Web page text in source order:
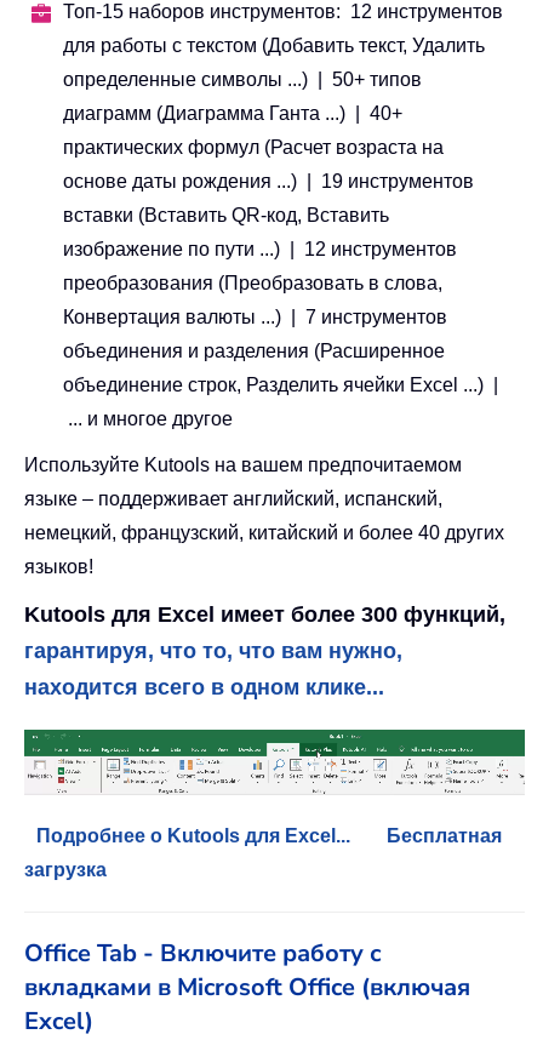
Топ-15 наборов инструментов: 12 инструментов
для работы с текстом (Добавить текст, Удалить
определенные символы ...) | 50+ типов
диаграмм (Диаграмма Ганта ...) | 40+
практических формул (Расчет возраста на
основе даты рождения ...) | 19 инструментов
вставки (Вставить QR-код, Вставить
изображение по пути ...) | 12 инструментов
преобразования (Преобразовать в слова,
Конвертация валюты ...) | 7 инструментов
объединения и разделения (Расширенное
объединение строк, Разделить ячейки Excel ...) |
... и многое другое
Используйте Kutools на вашем предпочитаемом
языке – поддерживает английский, испанский,
немецкий, французский, китайский и более 40 других
языков!
Kutools для Excel имеет более 300 функций,
гарантируя, что то, что вам нужно,
находится всего в одном клике...
Подробнее о Kutools для Excel...
Бесплатная
загрузка
Office Tab - Включите работу с
вкладками в Microsoft Office (включая
Excel)